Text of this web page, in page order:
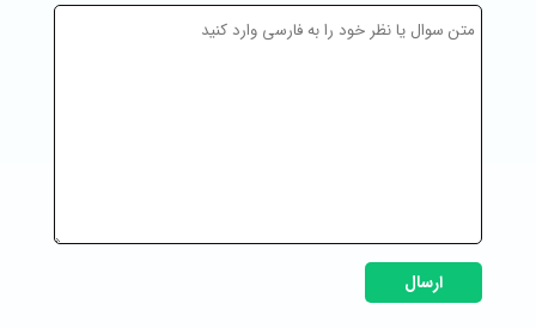
ارسال